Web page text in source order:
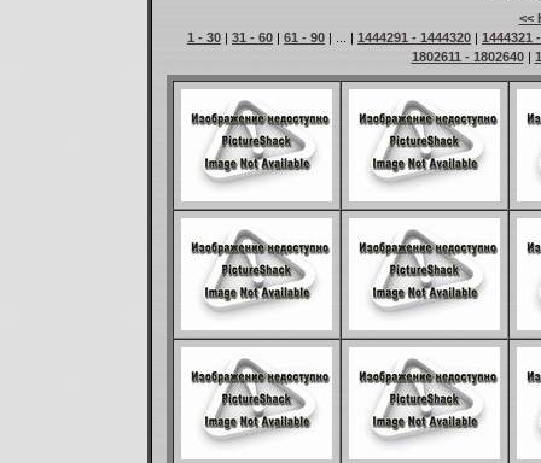
<<
1 - 30 | 31 - 60 | 61 - 90 | ... | 1444291 - 1444320 | 1444321
1802611 - 1802640|